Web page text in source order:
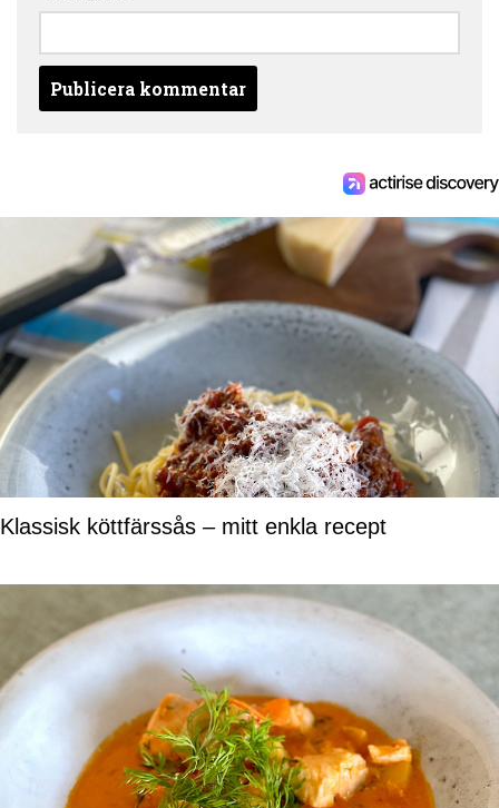
Klassisk köttfärssås – mitt enkla recept